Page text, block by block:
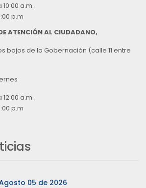
a.m.
p.m
ATENCIÓN AL CIUDADANO,
bajos de la Gobernación (calle 11 entre
a.m.
p.m
05 de 2026